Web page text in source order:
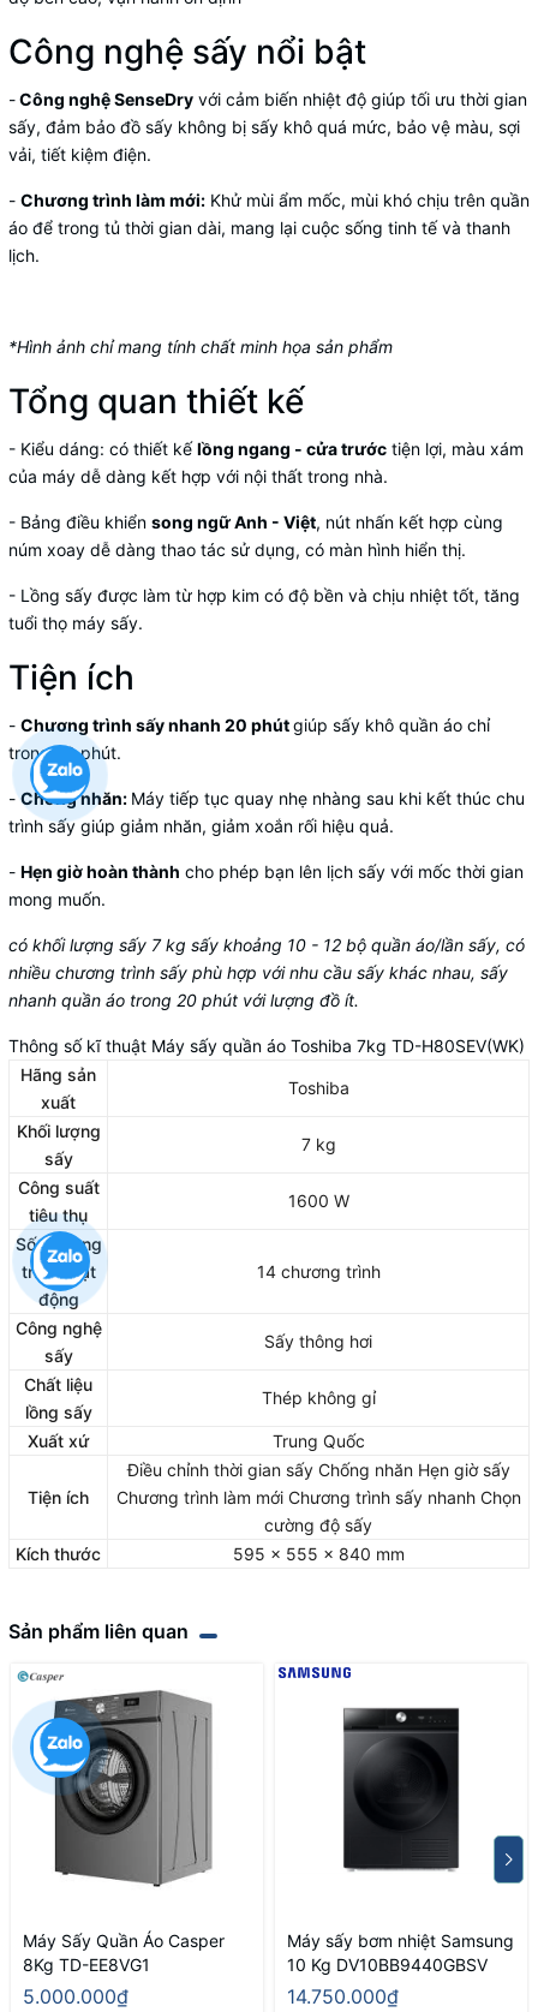
Công nghệ sấy nổi bật
-Công nghệ SenseDry với cảm biến nhiệt độ giúp tối ưu thời gian
sấy, đảm bảo đồ sấy không bị sấy khô quá mức, bảo vệ màu, sợi
vải, tiết kiệm điện.
- Chương trình làm mới: Khử mùi ẩm mốc, mùi khó chịu trên quần
áo để trong tủ thời gian dài, mang lại cuộc sống tinh tế và thanh
lịch.
*Hình ảnh chỉ mang tính chất minh họa sản phẩm
Tổng quan thiết kế
- Kiểu dáng: có thiết kế lồng ngang - cửa trước tiện lợi, màu xám
của máy dễ dàng kết hợp với nội thất trong nhà.
- Bảng điều khiển song ngữ Anh - Việt, nút nhấn kết hợp cùng
núm xoay dễ dàng thao tác sử dụng, có màn hình hiển thị.
- Lồng sấy được làm từ hợp kim có độ bền và chịu nhiệt tốt, tăng
tuổi thọ máy sấy.
Tiện ích
- Chương trình sấy nhanh 20 phútgiúp sấy khô quần áo chỉ
trong 20 phút.
- Chống nhăn: Máy tiếp tục quay nhẹ nhàng sau khi kết thúc chu
trình sấy giúp giảm nhăn, giảm xoắn rối hiệu quả.
- Hẹn giờ hoàn thành cho phép bạn lên lịch sấy với mốc thời gian
mong muốn.
có khối lượng sấy 7 kg sấy khoảng 10 - 12 bộ quần áo/lần sấy, có
nhiều chương trình sấy phù hợp với nhu cầu sấy khác nhau, sấy
nhanh quần áo trong 20 phút với lượng đồ ít.
Thông số kĩ thuật Máy sấy quần áo Toshiba 7kg TD-H80SEV(WK)
Hãng sản
xuất
Toshiba
Khối lượng
sấy
7 kg
Công suất
tiêu thụ
1600 W
Số chương
trình hoạt
động
14 chương trình
Công nghệ
sấy
Sấy thông hơi
Chất liệu
lồng sấy
Thép không gỉ
Xuất xứ Trung Quốc
Tiện ích
Điều chỉnh thời gian sấy Chống nhăn Hẹn giờ sấy
Chương trình làm mới Chương trình sấy nhanh Chọn
cường độ sấy
Kích thước
595 x 555 x 840 mm
Sản phẩm liên quan
Máy Sấy Quần Áo Casper
8Kg TD-EE8VG1
5.000.000₫
Máy sấy bơm nhiệt Samsung
10 Kg DV10BB9440GBSV
14.750.000₫